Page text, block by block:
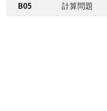
B05
計算問題